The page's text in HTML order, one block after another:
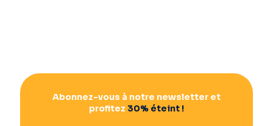
Abonnez-vous à notre newsletter et
profitez 30% éteint !